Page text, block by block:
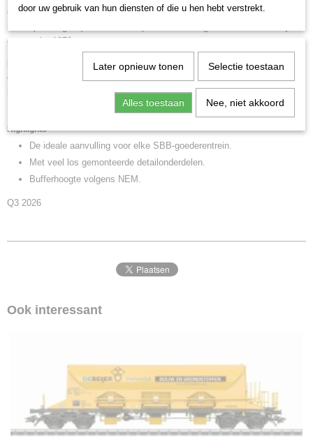
Goederentrein begeleidingswagen 'Spoetnik'van de Zwitserse
omstreeks 1970.
Met het typisch gevormde frame en veel los gemonteerde
detailonderdelen. Bufferhoogte volgens NEM. Met los gemonteerde
handleiders, handremwielen, gaskisten en dakventilatoren. Met interieur.
Lengte over de buffers 10,5 cm.
Highlights
De ideale aanvulling voor elke SBB-goederentrein.
Met veel los gemonteerde detailonderdelen.
Bufferhoogte volgens NEM.
Q3 2026
Ook interessant
door uw gebruik van hun diensten of die u hen hebt verstrekt.
Later opnieuw tonen Selectie toestaan
Alles toestaan Nee, niet akkoord